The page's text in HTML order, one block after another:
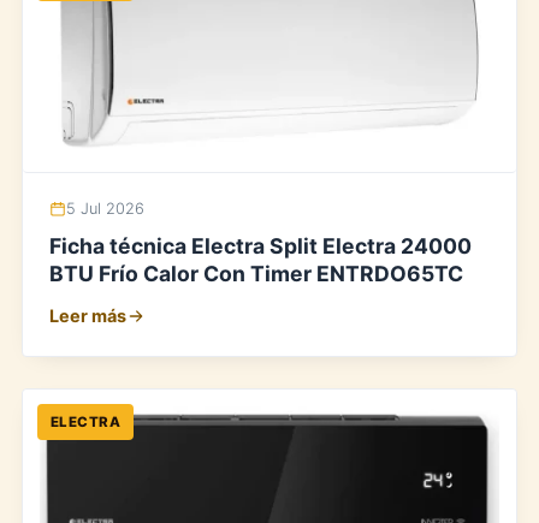
5 Jul 2026
Ficha técnica Electra Split Electra 24000
BTU Frío Calor Con Timer ENTRDO65TC
Leer más
ELECTRA